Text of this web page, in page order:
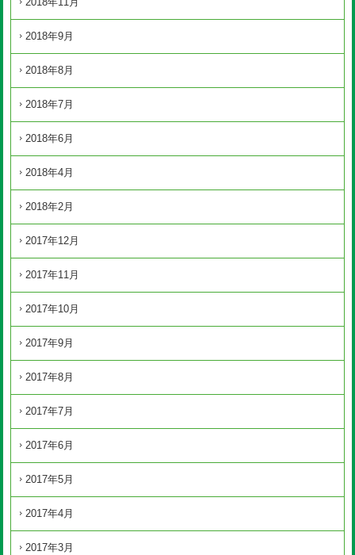
2018年9月
2018年8月
2018年7月
2018年6月
2018年4月
2018年2月
2017年12月
2017年11月
2017年10月
2017年9月
2017年8月
2017年7月
2017年6月
2017年5月
2017年4月
2017年3月